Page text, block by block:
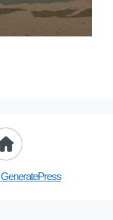
GeneratePress